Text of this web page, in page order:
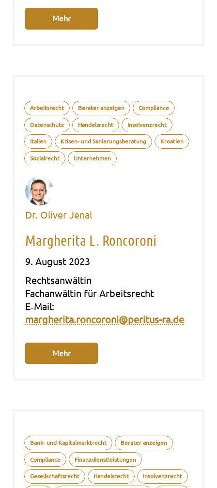
Mehr
Arbeitsrecht Berater anzeigen Compliance
Datenschutz Handelsrecht Insolvenzrecht
Italien Krisen- und Sanierungsberatung Kroatien
Sozialrecht Unternehmen
Dr. Oliver Jenal
Margherita L. Roncoroni
9. August 2023
Rechts­an­wäl­tin
Fach­an­wäl­tin für Arbeits­recht
E‑Mail:
margherita.roncoroni@peritus-ra.de
Mehr
Bank- und Kapitalmarktrecht Berater anzeigen
Compliance Finanzdienstleistungen
Gesellschaftsrecht Handelsrecht Insolvenzrecht